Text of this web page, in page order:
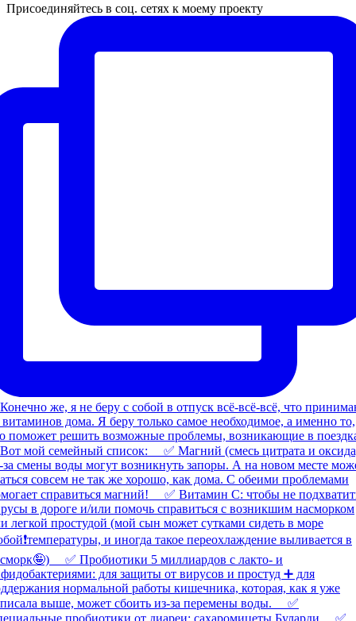
Присоединяйтесь в соц. сетях к моему проекту